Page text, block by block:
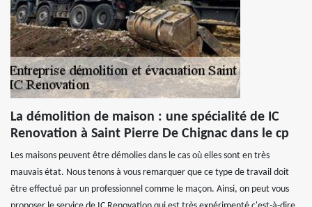
La démolition de maison : une spécialité de IC
Renovation à Saint Pierre De Chignac dans le cp
Les maisons peuvent être démolies dans le cas où elles sont en très
mauvais état. Nous tenons à vous remarquer que ce type de travail doit
être effectué par un professionnel comme le maçon. Ainsi, on peut vous